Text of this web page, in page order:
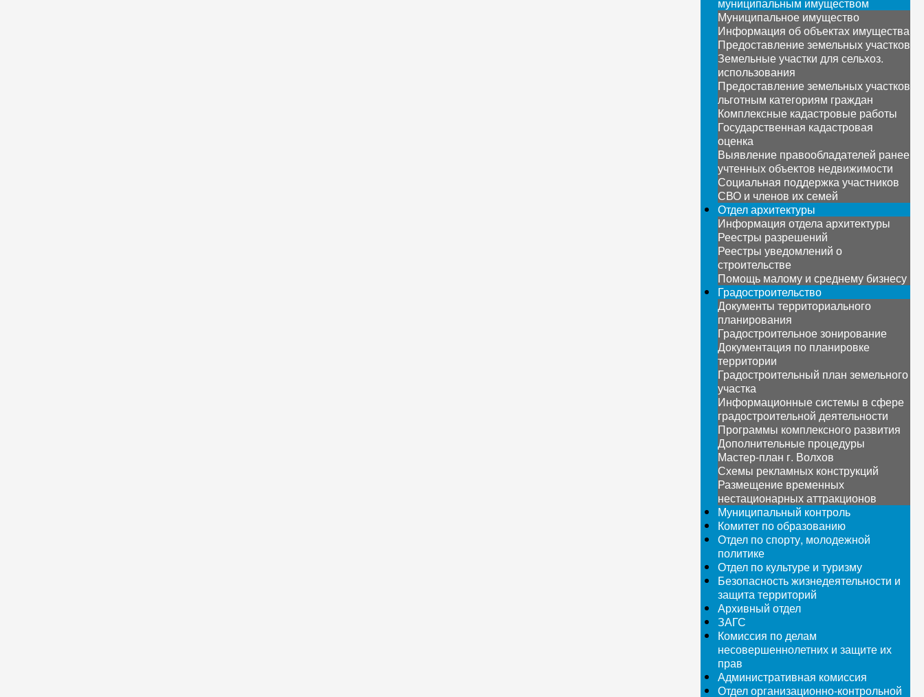
Муниципальное имущество
Информация об объектах имущества
Предоставление земельных участков
Земельные участки для сельхоз.
использования
Предоставление земельных участков
льготным категориям граждан
Комплексные кадастровые работы
Государственная кадастровая
оценка
Выявление правообладателей ранее
учтенных объектов недвижимости
Социальная поддержка участников
СВО и членов их семей
Отдел архитектуры
Информация отдела архитектуры
Реестры разрешений
Реестры уведомлений о
строительстве
Помощь малому и среднему бизнесу
Градостроительство
Документы территориального
планирования
Градостроительное зонирование
Документация по планировке
территории
Градостроительный план земельного
участка
Информационные системы в сфере
градостроительной деятельности
Программы комплексного развития
Дополнительные процедуры
Мастер-план г. Волхов
Схемы рекламных конструкций
Размещение временных
нестационарных аттракционов
Муниципальный контроль
Комитет по образованию
Отдел по спорту, молодежной
политике
Отдел по культуре и туризму
Безопасность жизнедеятельности и
защита территорий
Архивный отдел
ЗАГС
Комиссия по делам
несовершеннолетних и защите их
прав
Административная комиссия
Отдел организационно-контрольной